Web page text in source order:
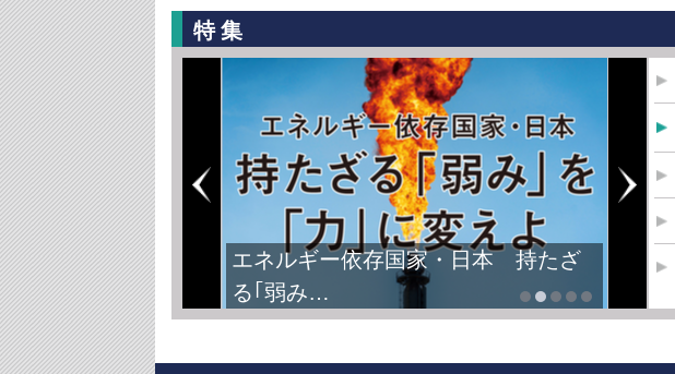
特集
エネルギー依存国家・日本 持たざ
る｢弱み…